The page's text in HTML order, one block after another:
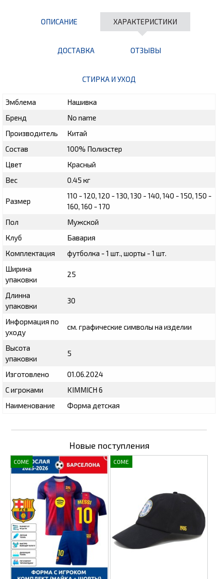
ОПИСАНИЕ ХАРАКТЕРИСТИКИ
ДОСТАВКА ОТЗЫВЫ
СТИРКА И УХОД
Эмблема
Нашивка
Бренд
No name
Производитель
Китай
Состав
100% Полиэстер
Цвет
Красный
Вес
0.45 кг
Размер
110 - 120, 120 - 130, 130 - 140, 140 - 150, 150 -
160, 160 - 170
Пол
Мужской
Клуб
Бавария
Комплектация
футболка - 1 шт., шорты - 1 шт.
Ширина
упаковки
25
Длинна
упаковки
30
Информация по
уходу
см. графические символы на изделии
Высота
упаковки
5
Изготовлено
01.06.2024
С игроками
KIMMICH 6
Наименование
Форма детская
Новые поступления
COME COME